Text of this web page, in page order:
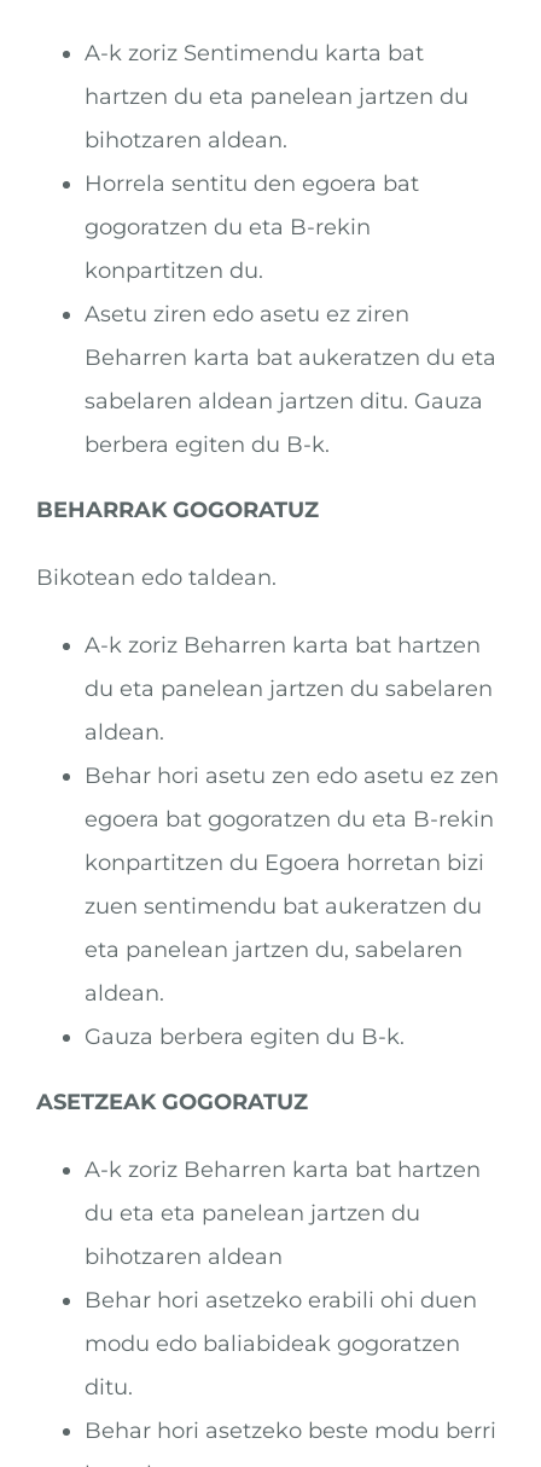
A-k zoriz Sentimendu karta bat
hartzen du eta panelean jartzen du
bihotzaren aldean.
Horrela sentitu den egoera bat
gogoratzen du eta B-rekin
konpartitzen du.
Asetu ziren edo asetu ez ziren
Beharren karta bat aukeratzen du eta
sabelaren aldean jartzen ditu. Gauza
berbera egiten du B-k.
BEHARRAK GOGORATUZ
Bikotean edo taldean.
A-k zoriz Beharren karta bat hartzen
du eta panelean jartzen du sabelaren
aldean.
Behar hori asetu zen edo asetu ez zen
egoera bat gogoratzen du eta B-rekin
konpartitzen du Egoera horretan bizi
zuen sentimendu bat aukeratzen du
eta panelean jartzen du, sabelaren
aldean.
Gauza berbera egiten du B-k.
ASETZEAK GOGORATUZ
A-k zoriz Beharren karta bat hartzen
du eta eta panelean jartzen du
bihotzaren aldean
Behar hori asetzeko erabili ohi duen
modu edo baliabideak gogoratzen
ditu.
Behar hori asetzeko beste modu berri